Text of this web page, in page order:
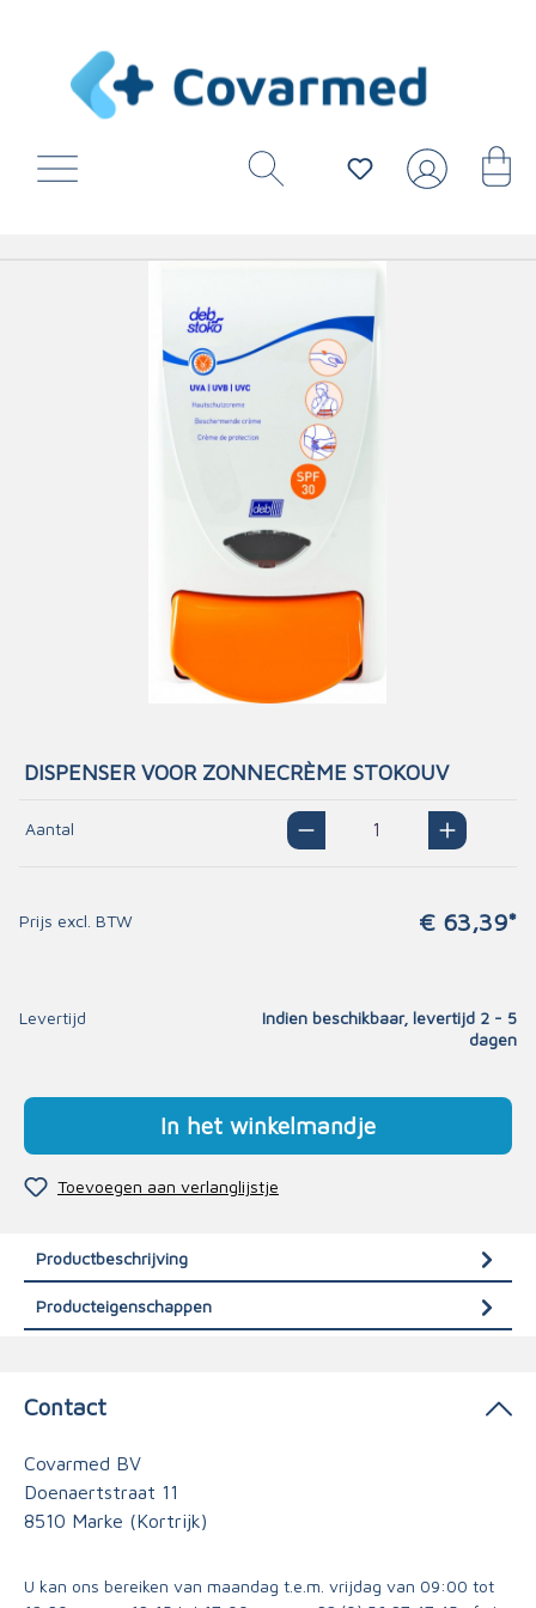
DISPENSER VOOR ZONNECRÈME STOKOUV
Aantal
Prijs excl. BTW € 63,39*
Levertijd
Indien beschikbaar, levertijd 2 - 5
dagen
In het winkelmandje
Toevoegen aan verlanglijstje
Productbeschrijving
Producteigenschappen
Contact
Covarmed BV
Doenaertstraat 11
8510 Marke (Kortrijk)
U kan ons bereiken van maandag t.e.m. vrijdag van 09:00 tot